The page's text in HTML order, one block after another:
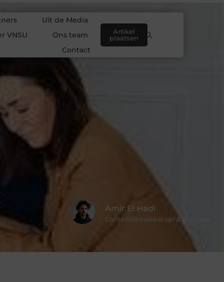
Uit de Media
VNSU
Ons team
Contact
Artikel
plaatsen
Amir El Hadi
Contentontwikkelaar & Schrijver